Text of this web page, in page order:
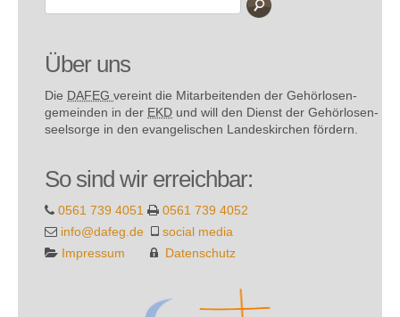
Über uns
Die DAFEG vereint die Mitarbeitenden der Gehör­losen­
gemeinden in der EKD und will den Dienst der Gehör­losen­
seel­sorge in den evange­lischen Landes­kirchen fördern.
So sind wir erreichbar:
0561 739 4051
0561 739 4052
info@dafeg.de
social media
Impressum
Datenschutz